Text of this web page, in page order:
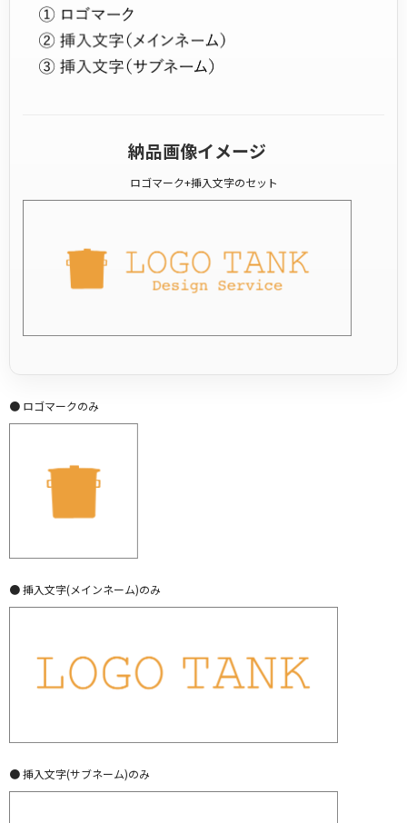
納品画像イメージ
ロゴマーク+挿入文字のセット
● ロゴマークのみ
● 挿入文字(メインネーム)のみ
● 挿入文字(サブネーム)のみ